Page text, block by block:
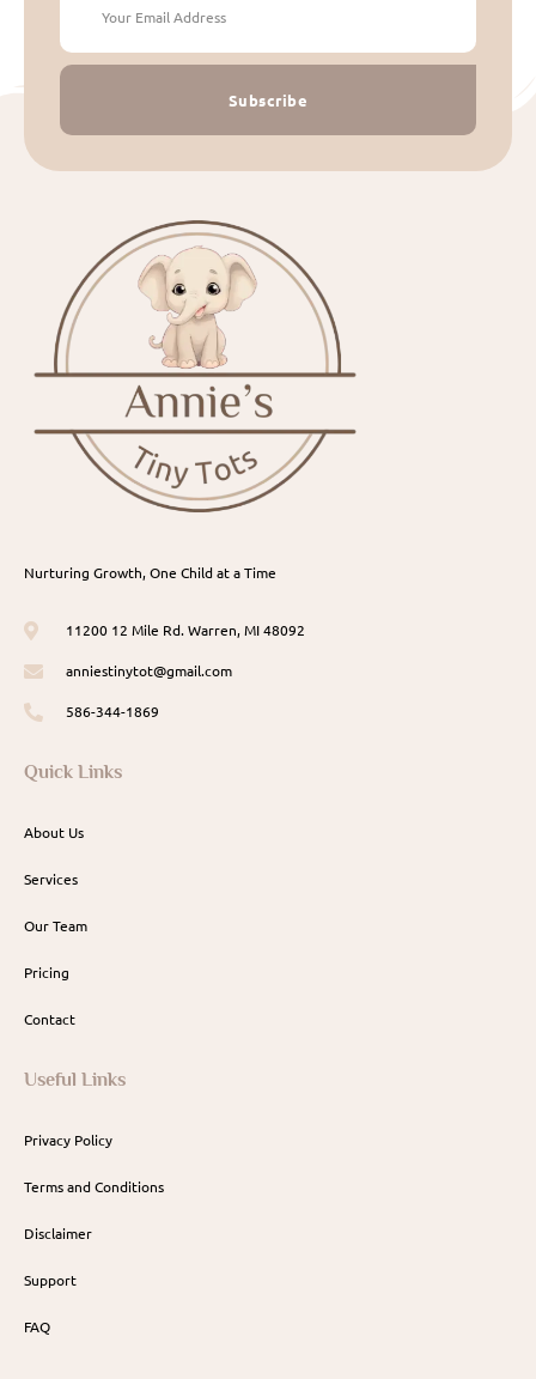
Subscribe
Nurturing Growth, One Child at a Time
11200 12 Mile Rd. Warren, MI 48092
anniestinytot@gmail.com
586-344-1869
Quick Links
About Us
Services
Our Team
Pricing
Contact
Useful Links
Privacy Policy
Terms and Conditions
Disclaimer
Support
FAQ